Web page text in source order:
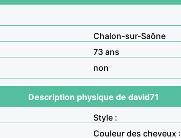
Chalon-sur-Saône
73 ans
non
Description physique de david71
Style :
Couleur des cheveux :